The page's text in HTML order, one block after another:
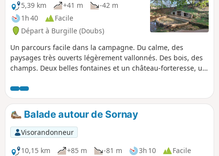
5,39 km
+41 m
-42 m
1h 40
Facile
Départ à Burgille (Doubs)
Un parcours facile dans la campagne. Du calme, des
paysages très ouverts légèrement vallonnés. Des bois, des
champs. Deux belles fontaines et un château-forteresse, un
encore debout.
Balade autour de Sornay
Visorandonneur
10,15 km
+85 m -81 m 3h 10
Facile